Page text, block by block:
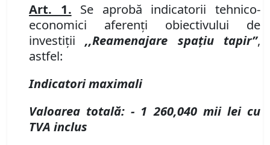
Art. 1. Se aprobă indicatorii tehnico-
economici aferenți obiectivului de
investiții,,Reamenajare spațiu tapir”,
astfel:
Indicatori maximali
Valoarea totală: - 1 260,040 mii lei cu
TVA inclus